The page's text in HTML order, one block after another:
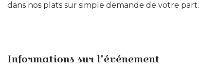
dans nos plats sur simple demande de votre part.
Informations sur l'événement